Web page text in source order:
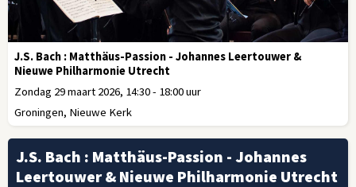
J.S. Bach : Matthäus-Passion - Johannes Leertouwer &
Nieuwe Philharmonie Utrecht
Zondag 29 maart 2026, 14:30 - 18:00 uur
Groningen, Nieuwe Kerk
J.S. Bach : Matthäus-Passion - Johannes
Leertouwer & Nieuwe Philharmonie Utrecht